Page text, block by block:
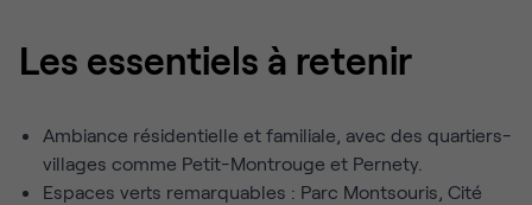
Les essentiels à retenir
Ambiance résidentielle et familiale, avec des quartiers-
villages comme Petit-Montrouge et Pernety.
Espaces verts remarquables : Parc Montsouris, Cité